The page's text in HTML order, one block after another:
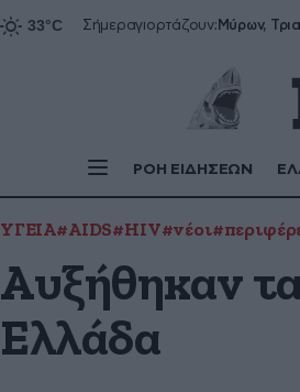
Σήμεραγιορτάζουν:
ΡΟΗ ΕΙΔΗΣΕΩΝ
ΥΓΕΙΑ#AIDS#HIV#νέοι
Αυξήθηκαν
Ελλάδα